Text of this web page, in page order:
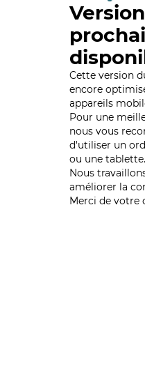
Cette version
encore
appareils
Pour une
nous vous
d'utiliser un
ou une tablette.
Nous
améliorer la
Merci de votre